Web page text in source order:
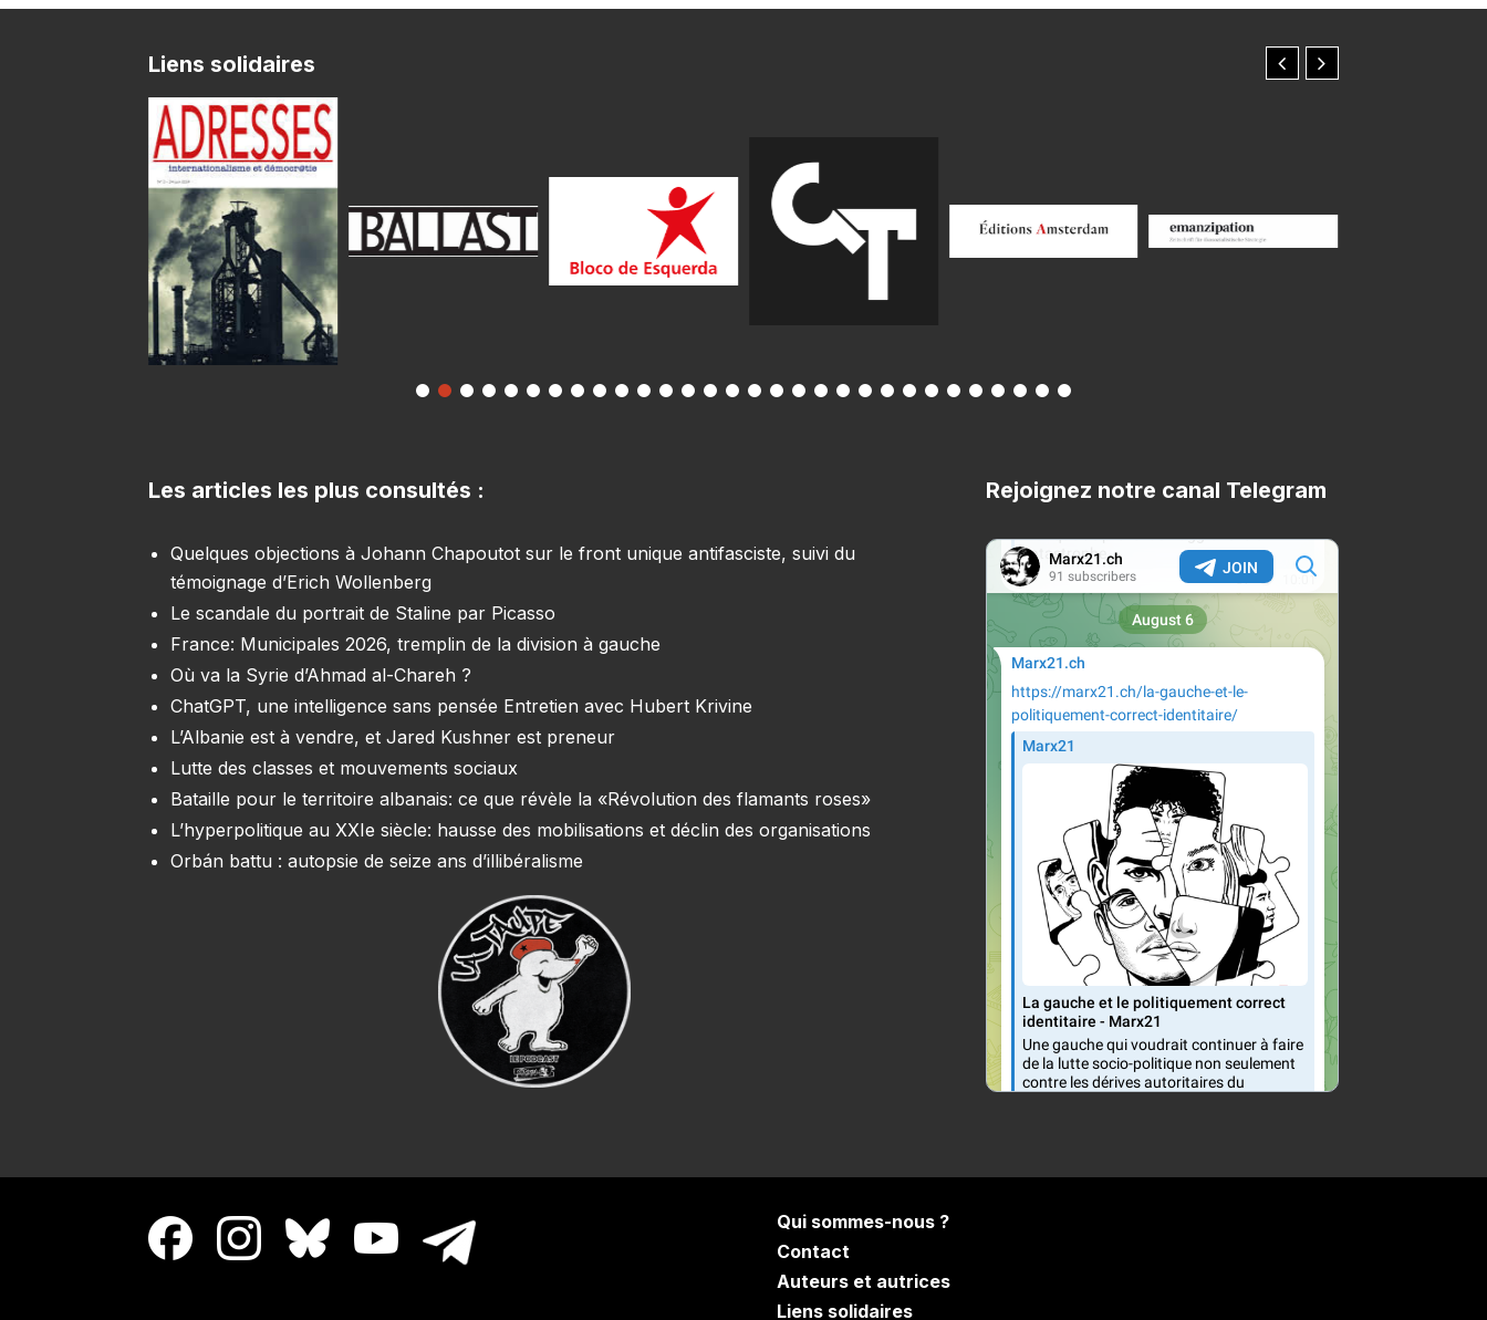
Liens solidaires
Les articles les plus consultés :
Quelques objections à Johann Chapoutot sur le front unique antifasciste, suivi du
témoignage d’Erich Wollenberg
Le scandale du portrait de Staline par Picasso
France: Municipales 2026, tremplin de la division à gauche
Où va la Syrie d’Ahmad al-Chareh ?
ChatGPT, une intelligence sans pensée Entretien avec Hubert Krivine
L’Albanie est à vendre, et Jared Kushner est preneur
Lutte des classes et mouvements sociaux
Bataille pour le territoire albanais: ce que révèle la «Révolution des flamants roses»
L’hyperpolitique au XXIe siècle: hausse des mobilisations et déclin des organisations
Orbán battu : autopsie de seize ans d’illibéralisme
Rejoignez notre canal Telegram
Qui sommes-nous ?
Contact
Auteurs et autrices
Liens solidaires